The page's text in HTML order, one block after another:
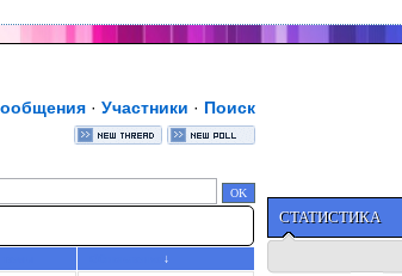
· Участники · Поиск
↓
СТАТИСТИКА